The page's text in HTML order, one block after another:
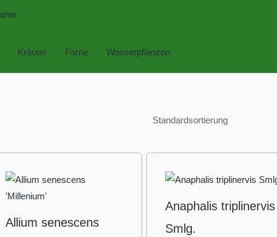
Kräuter Farne Wasserpflanzen
Allium senescens
Anaphalis triplinervis
Smlg.